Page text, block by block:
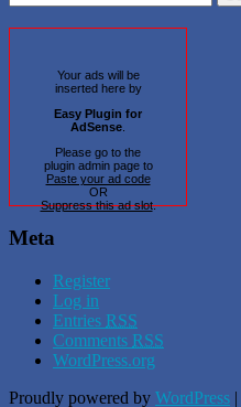
Your ads will be
inserted here by
Easy Plugin for
AdSense
Please go to the
plugin admin page to
Paste your ad code
OR
Suppress this ad slot.
Meta
Register
Log in
Entries RSS
Comments RSS
WordPress.org
Proudly powered by WordPress |